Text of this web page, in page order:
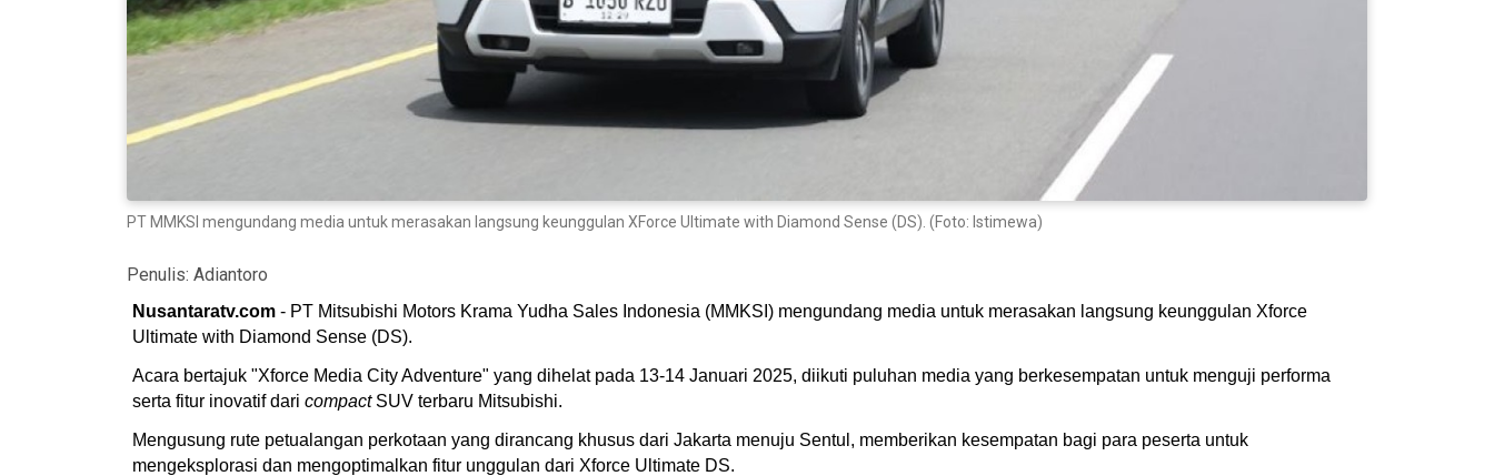
PT MMKSI mengundang media untuk merasakan langsung keunggulan XForce Ultimate with Diamond Sense (DS). (Foto: Istimewa)
Penulis: Adiantoro
Nusantaratv.com - PT Mitsubishi Motors Krama Yudha Sales Indonesia (MMKSI) mengundang media untuk merasakan langsung keunggulan Xforce
Ultimate with Diamond Sense (DS).
Acara bertajuk "Xforce Media City Adventure" yang dihelat pada 13-14 Januari 2025, diikuti puluhan media yang berkesempatan untuk menguji performa
serta fitur inovatif dari compactSUV terbaru Mitsubishi.
Mengusung rute petualangan perkotaan yang dirancang khusus dari Jakarta menuju Sentul, memberikan kesempatan bagi para peserta untuk
mengeksplorasi dan mengoptimalkan fitur unggulan dari Xforce Ultimate DS.